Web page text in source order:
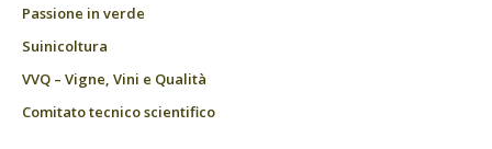
Passione in verde
Suinicoltura
VVQ – Vigne, Vini e Qualità
Comitato tecnico scientifico